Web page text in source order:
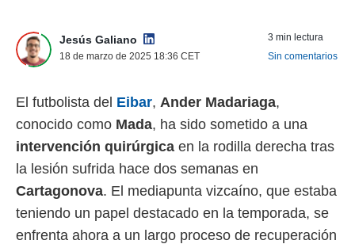
y análisis
en
perfil
y
en
más
nuestra
y
Jesús Galiano
18 de marzo de 2025 18:36 CET
3 min lectura
Sin comentarios
El futbolista del Eibar, Ander Madariaga,
conocido como Mada, ha sido sometido a una
intervención quirúrgica en la rodilla derecha tras
la lesión sufrida hace dos semanas en
Cartagonova. El mediapunta vizcaíno, que estaba
teniendo un papel destacado en la temporada, se
enfrenta ahora a un largo proceso de recuperación